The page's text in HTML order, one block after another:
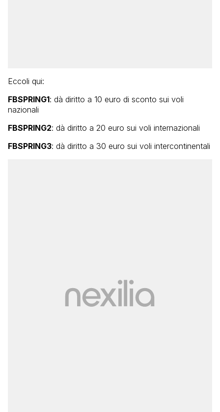
Eccoli qui:
FBSPRING1: dà diritto a 10 euro di sconto sui voli
nazionali
FBSPRING2: dà diritto a 20 euro sui voli internazionali
FBSPRING3: dà diritto a 30 euro sui voli intercontinentali